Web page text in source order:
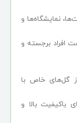
نمایشگاه‌ها و
افراد برجسته و
گل‌های خاص با
باکیفیت بالا و